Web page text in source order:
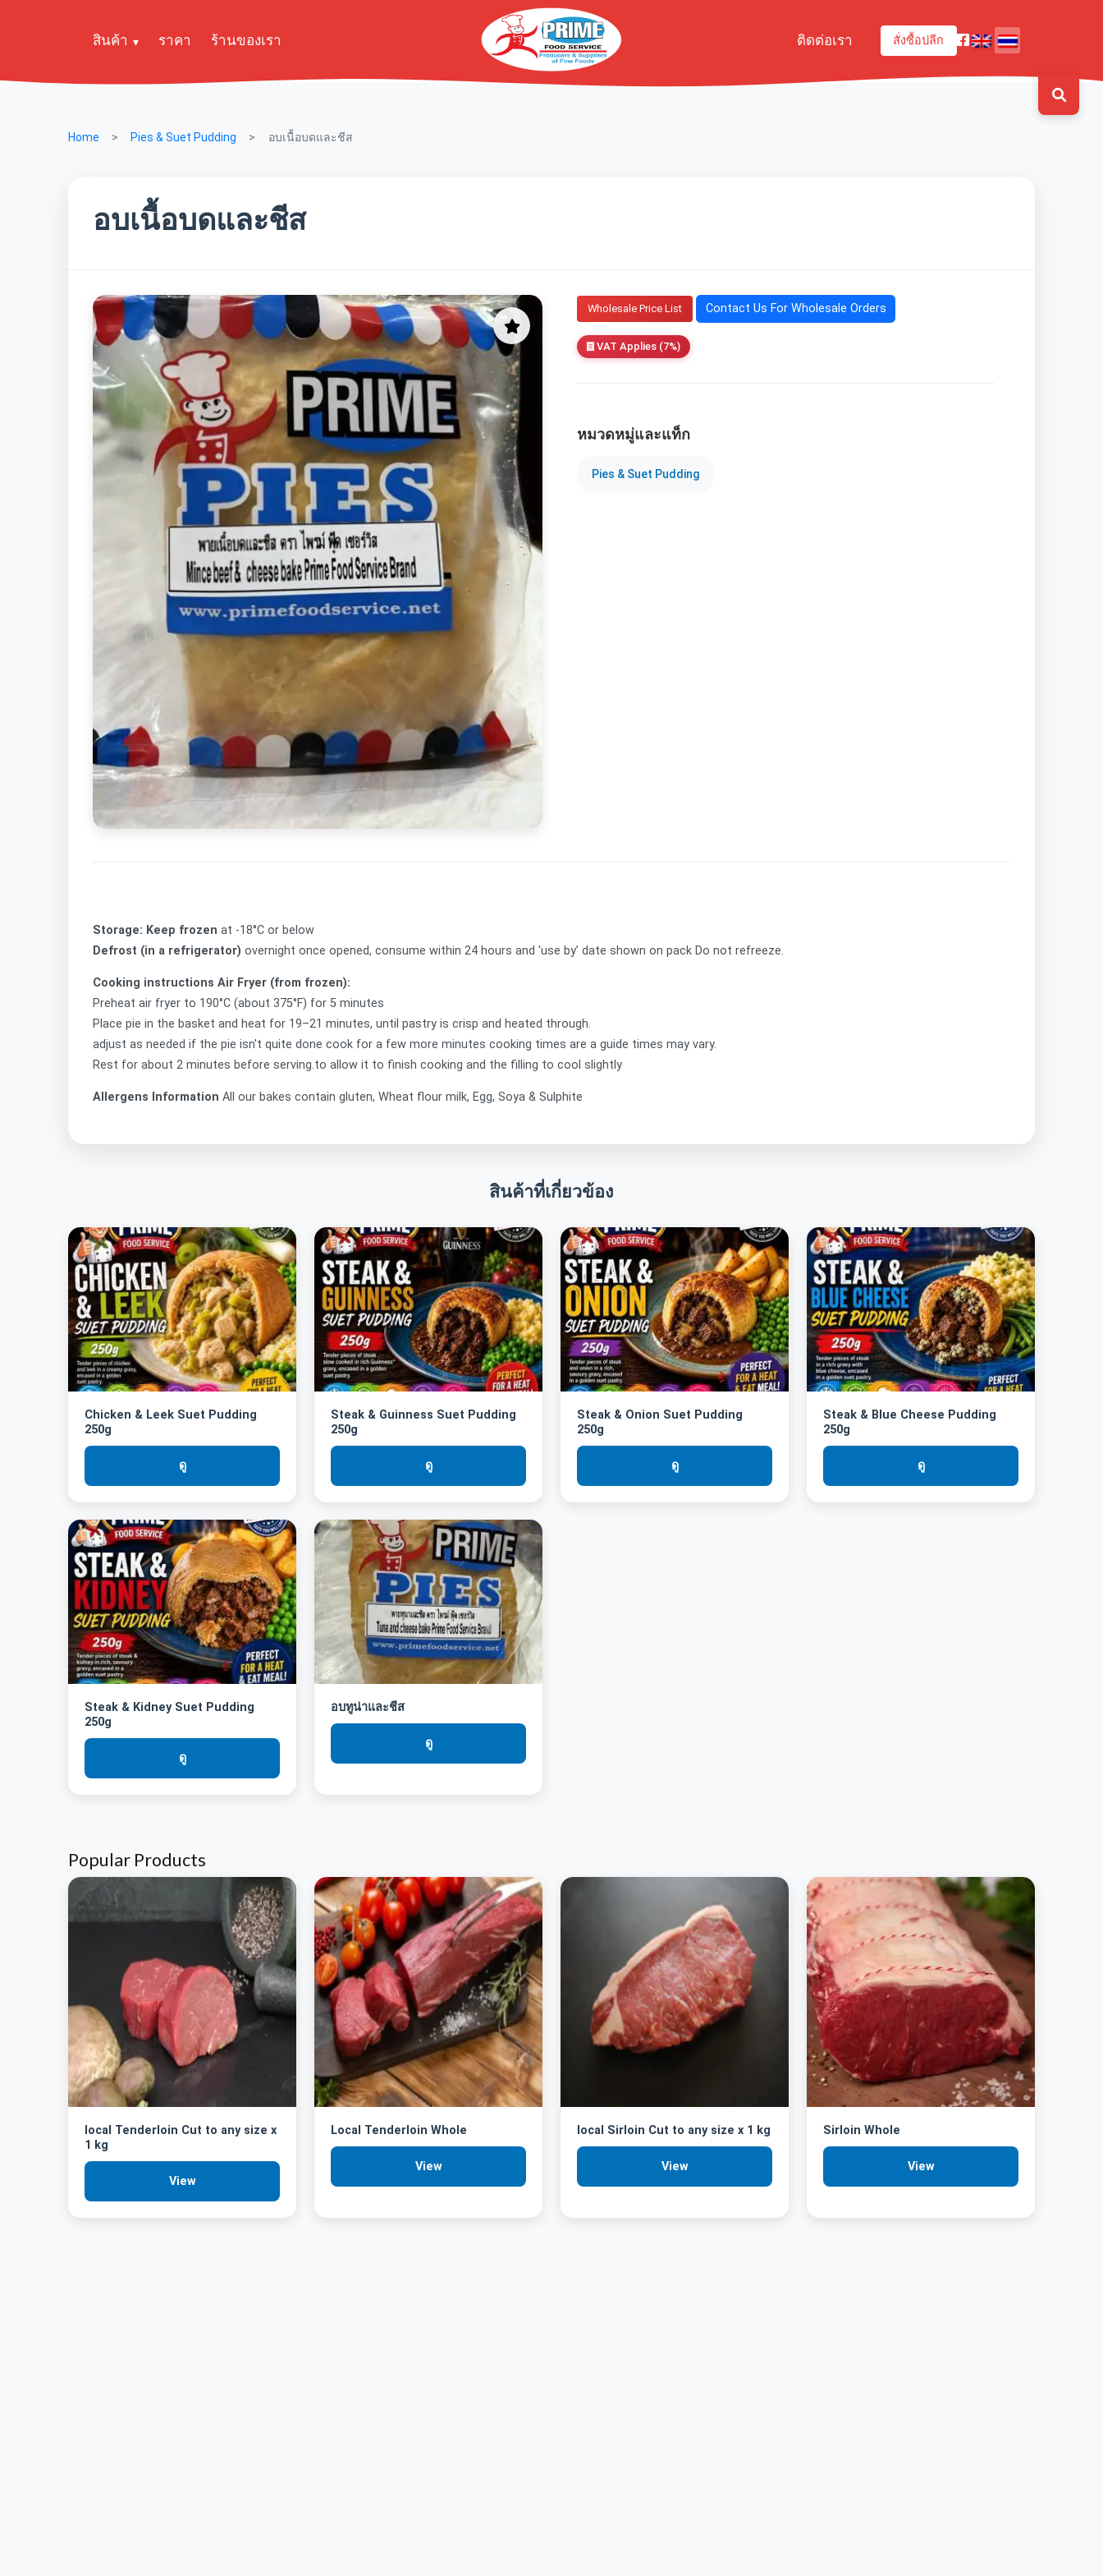
สินค้า ราคา ร้านของเรา ติดต่อเรา สั่งซื้อปลีก
Home Pies & Suet Pudding อบเนื้อบดและชีส
อบเนื้อบดและชีส
Wholesale Price List Contact Us For Wholesale Orders
VAT Applies (7%)
หมวดหมู่และแท็ก
Pies & Suet Pudding
Storage: Keep frozen at -18°C or below
Defrost (in a refrigerator) overnight once opened, consume within 24 hours and 'use by’ date shown on pack Do not refreeze.
Cooking instructions Air Fryer (from frozen):
Preheat air fryer to 190°C (about 375°F) for 5 minutes
Place pie in the basket and heat for 19–21 minutes, until pastry is crisp and heated through.
adjust as needed if the pie isn't quite done cook for a few more minutes cooking times are a guide times may vary.
Rest for about 2 minutes before serving.to allow it to finish cooking and the filling to cool slightly
Allergens Information All our bakes contain gluten, Wheat flour milk, Egg, Soya & Sulphite
สินค้าที่เกี่ยวข้อง
Chicken & Leek Suet Pudding
250g
ดู
Steak & Guinness Suet Pudding
250g
ดู
Steak & Onion Suet Pudding
250g
ดู
Steak & Blue Cheese Pudding
250g
ดู
Steak & Kidney Suet Pudding
250g
ดู
อบทูน่าและชีส
ดู
Popular Products
local Tenderloin Cut to any size x
1 kg
View
Local Tenderloin Whole
View
local Sirloin Cut to any size x 1 kg
View
Sirloin Whole
View